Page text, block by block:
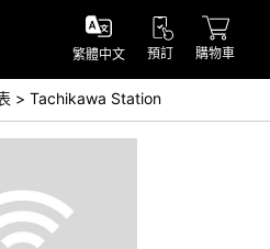
繁體中文 預訂 購物車
Tachikawa Station